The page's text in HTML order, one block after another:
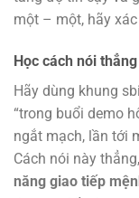
một – một, hãy
Học cách nói
Hãy dùng khung
“trong buổi demo
ngắt mạch, lần tới
Cách nói này
năng giao tiếp